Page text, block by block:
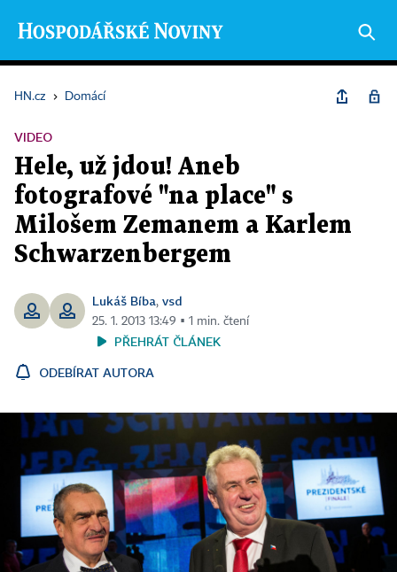
HN.cz › Domácí
VIDEO
Hele, už jdou! Aneb
fotografové "na place" s
Milošem Zemanem a Karlem
Schwarzenbergem
Lukáš Bíba, vsd
25. 1. 2013 13:49 ▪ 1 min. čtení
PŘEHRÁT ČLÁNEK
ODEBÍRAT AUTORA